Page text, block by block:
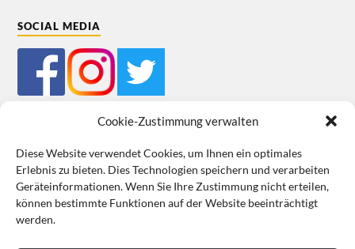
Cookie-Zustimmung verwalten
Diese Website verwendet Cookies, um Ihnen ein optimales
Erlebnis zu bieten. Dies Technologien speichern und verarbeiten
Geräteinformationen. Wenn Sie Ihre Zustimmung nicht erteilen,
können bestimmte Funktionen auf der Website beeinträchtigt
werden.
SOCIAL MEDIA
Mein Bestellkonto Kundeninformationen Datenschutz
Cookie-Richtlinie (EU) Impressum